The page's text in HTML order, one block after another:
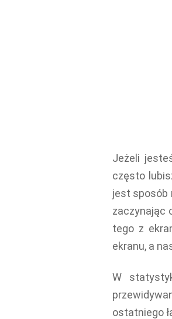
Jeżeli
często
jest sposób
zaczynając
tego z
ekranu, a
W
ostatniego